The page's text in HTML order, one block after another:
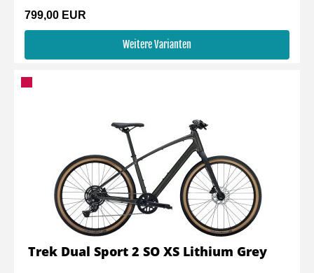
799,00 EUR
Weitere Varianten
Trek Dual Sport 2 SO XS Lithium Grey